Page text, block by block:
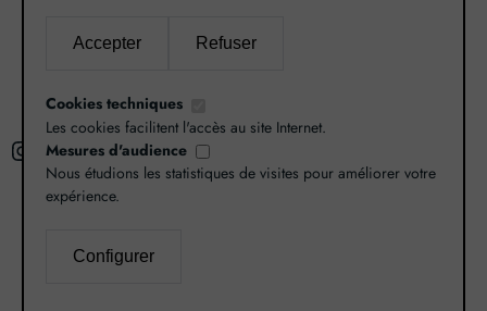
Recherche
c
Instagram X
L’abus d’alcool est dangereux pour la santé,
Accepter Refuser
Cookies techniques
Les cookies facilitent l'accès au site Internet.
Mesures d'audience
Nous étudions les statistiques de visites pour améliorer votre
expérience.
Configurer